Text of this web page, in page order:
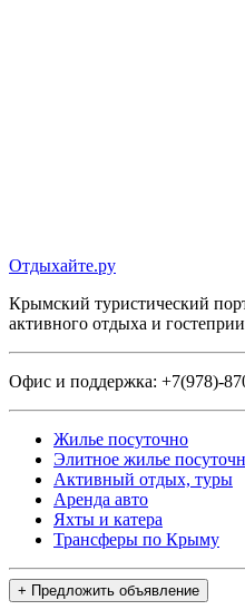
Отдыхайте.ру
Крымский туристический
активного отдыха и
Офис и поддержка: +7(978)-
Жилье посуточно
Элитное жилье
Активный отдых, туры
Аренда авто
Яхты и катера
Трансферы по Крыму
+ Предложить объявление